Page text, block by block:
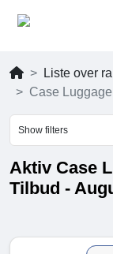
Liste over
Case Luggage
Show filters
Aktiv Case
Tilbud -